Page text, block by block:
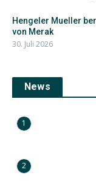
Hengeler Mueller
von Merak
30. Juli 2026
News
1
2